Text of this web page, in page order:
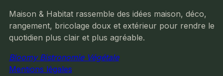
Maison & Habitat rassemble des idées maison, déco,
rangement, bricolage doux et extérieur pour rendre le
quotidien plus clair et plus agréable.
Bloomy Bistronomie Végétale
Mentions légales